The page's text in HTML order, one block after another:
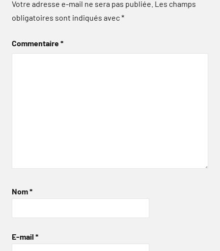
Votre adresse e-mail ne sera pas publiée. Les champs
obligatoires sont indiqués avec*
Commentaire*
Nom*
E-mail *